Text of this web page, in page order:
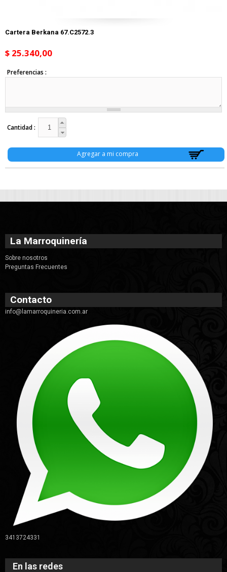
Cartera Berkana 67.C2572.3
$ 25.340,00
Preferencias
Cantidad
La Marroquinería
Sobre nosotros
Preguntas Frecuentes
Contacto
info@lamarroquineria.com.ar
3413724331
En las redes